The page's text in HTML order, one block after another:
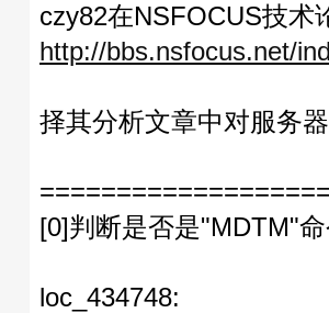
czy82在NSFOCUS技术
http://bbs.nsfocus.net/
择其分析文章中对服务
[0]判断是否是"MDTM"
loc_434748: ;